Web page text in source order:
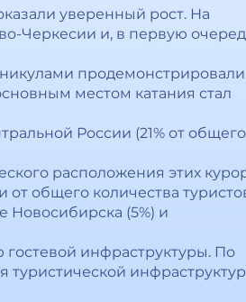
уверенный рост. На
Черкесии и, в первую
продемонстрировали
местом катания стал
России (21% от общего
расположения этих
общего количества
Новосибирска (5%) и
инфраструктуры. По